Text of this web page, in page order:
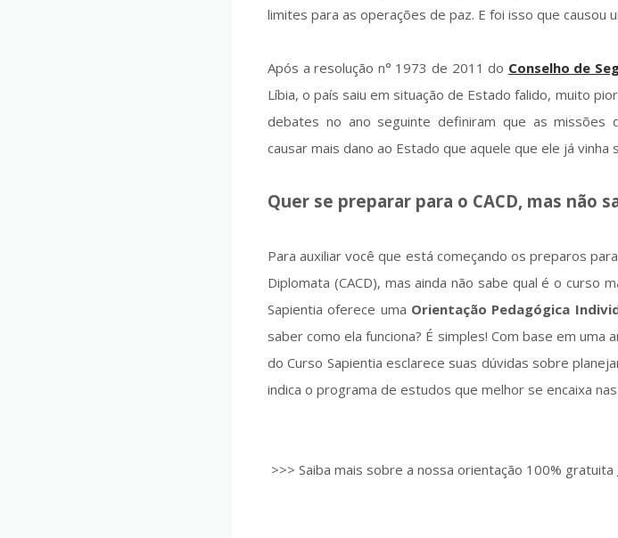
limites para as operações de paz. E foi isso que causou
Após a resolução n° 1973 de 2011 do Conselho de
Líbia, o país saiu em situação de Estado falido, muito
debates no ano seguinte definiram que as missões
causar mais dano ao Estado que aquele que ele já vinha
Quer se preparar para o CACD, mas não
Para auxiliar você que está começando os preparos
Diplomata (CACD), mas ainda não sabe qual é o curso
Sapientia oferece uma Orientação Pedagógica
saber como ela funciona? É simples! Com base em
do Curso Sapientia esclarece suas dúvidas sobre
indica o programa de estudos que melhor se encaixa
>>> Saiba mais sobre a nossa orientação 100% gratuita